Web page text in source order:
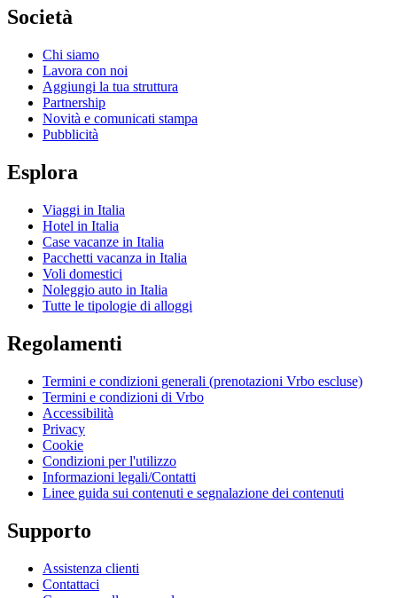
Società
Chi siamo
Lavora con noi
Aggiungi la tua struttura
Partnership
Novità e comunicati stampa
Pubblicità
Esplora
Viaggi in Italia
Hotel in Italia
Case vacanze in Italia
Pacchetti vacanza in Italia
Voli domestici
Noleggio auto in Italia
Tutte le tipologie di alloggi
Regolamenti
Termini e condizioni generali (prenotazioni Vrbo escluse)
Termini e condizioni di Vrbo
Accessibilità
Privacy
Cookie
Condizioni per l'utilizzo
Informazioni legali/Contatti
Linee guida sui contenuti e segnalazione dei contenuti
Supporto
Assistenza clienti
Contattaci